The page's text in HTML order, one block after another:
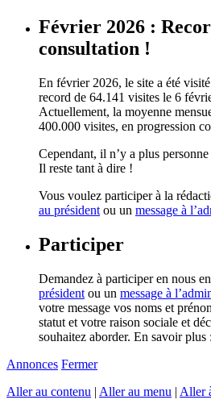
Février 2026 :
consultation !
En février 2026, le site a été
record de 64.141 visites le 6
Actuellement, la moyenne
400.000 visites, en progression
Cependant, il n’y a plus
Il reste tant à dire !
Vous voulez participer à la
au président ou un message à
Participer
Demandez à participer en nous
président ou un message à
votre message vos noms et
statut et votre raison sociale et
souhaitez aborder. En savoir plus :
Annonces Fermer
Aller au contenu | Aller au menu | Aller